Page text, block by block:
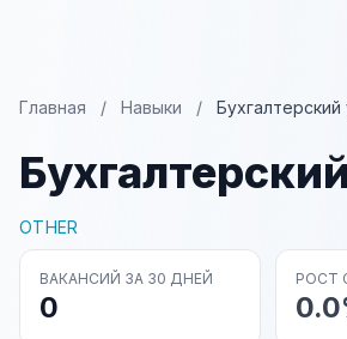
Главная / Навыки / Бухгалтерский
OTHER
ВАКАНСИЙ ЗА 30 ДНЕЙ
0
РОСТ